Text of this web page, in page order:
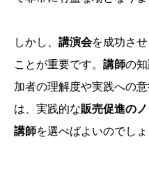
しかし、 講演会を成功さ
ことが重要です。 講師の
加者の理解度や実践への
は、実践的な販売促進の
講師を選べばよいのでしょ